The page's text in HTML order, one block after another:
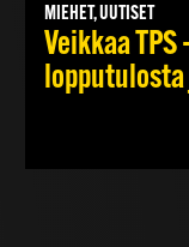
MIEHET, UUTISET
Veikkaa
lopputulosta